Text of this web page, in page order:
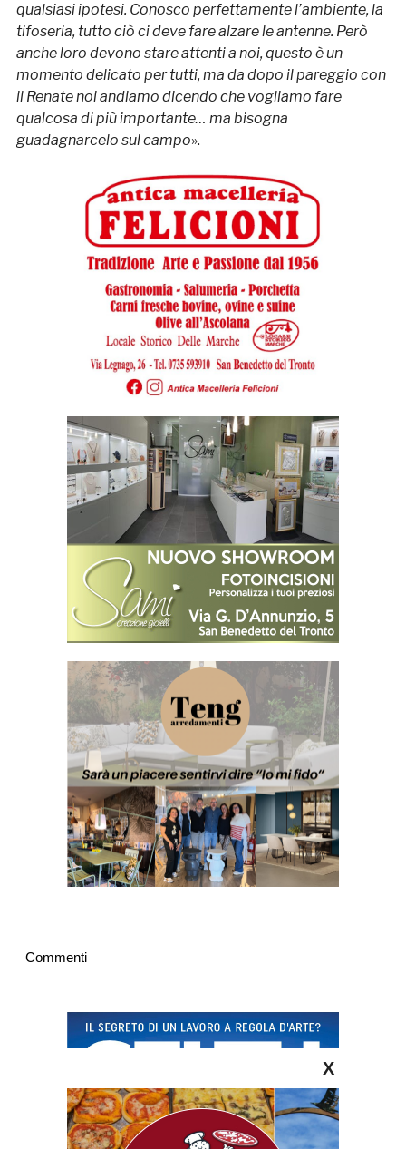
qualsiasi ipotesi. Conosco perfettamente l’ambiente, la
tifoseria, tutto ciò ci deve fare alzare le antenne. Però
anche loro devono stare attenti a noi, questo è un
momento delicato per tutti, ma da dopo il pareggio con
il Renate noi andiamo dicendo che vogliamo fare
qualcosa di più importante… ma bisogna
guadagnarcelo sul campo».
Commenti
X